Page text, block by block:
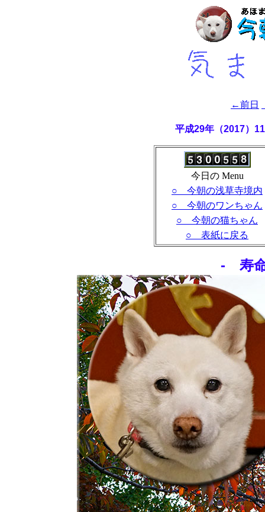
←前日
平成29年（2017）
今日の Menu
○ 今朝の浅草寺境内
○ 今朝のワンちゃん
○ 今朝の猫ちゃん
○ 表紙に戻る
- 寿